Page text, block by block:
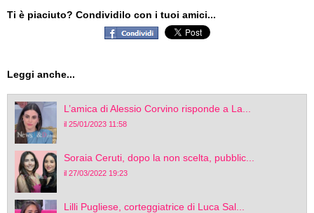
Ti è piaciuto? Condividilo con i tuoi amici...
Leggi anche...
L’amica di Alessio Corvino risponde a La...
il 25/01/2023 11:58
Soraia Ceruti, dopo la non scelta, pubblic...
il 27/03/2022 19:23
Lilli Pugliese, corteggiatrice di Luca Sal...